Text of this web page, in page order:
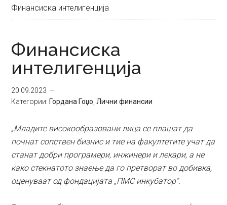
Финансиска интелигенција
Финансиска
интелигенција
20.09.2023
Категории: Гордана Гоџо Лични финансии
„Младите високообразовани лица се плашат да
почнат сопствен бизнис и тие на факултетите учат да
станат добри програмери, инжинери и лекари, а не
како стекнатото знаење да го претворат во добивка,
оценуваат од фондацијата „ПМС инкубатор“.